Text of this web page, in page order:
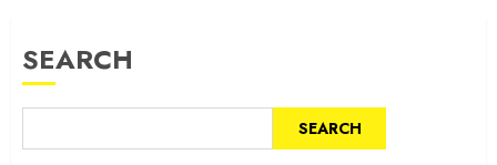
SEARCH
SEARCH